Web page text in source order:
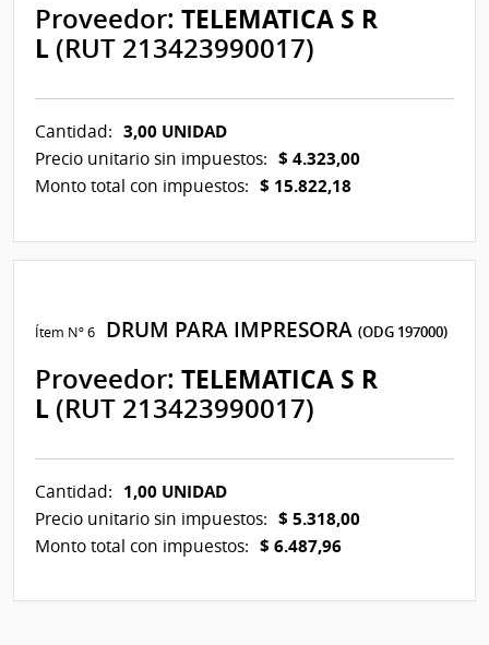
Proveedor:TELEMATICA S R
L (RUT 213423990017)
Cantidad: 3,00 UNIDAD
Precio unitario sin impuestos: $ 4.323,00
Monto total con impuestos: $ 15.822,18
Ítem Nº 6 DRUM PARA IMPRESORA(ODG 197000)
Proveedor:TELEMATICA S R
L (RUT 213423990017)
Cantidad: 1,00 UNIDAD
Precio unitario sin impuestos: $ 5.318,00
Monto total con impuestos: $ 6.487,96